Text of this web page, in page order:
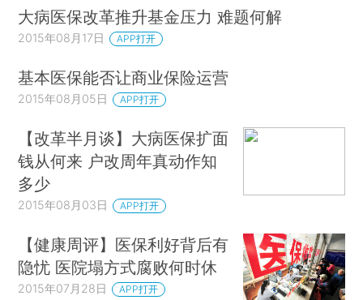
大病医保改革推升基金压力 难题何解
2015年08月17日 APP打开
基本医保能否让商业保险运营
2015年08月05日 APP打开
【改革半月谈】大病医保扩面
钱从何来 户改周年真动作知
多少
2015年08月03日 APP打开
【健康周评】医保利好背后有
隐忧 医院塌方式腐败何时休
2015年07月28日 APP打开